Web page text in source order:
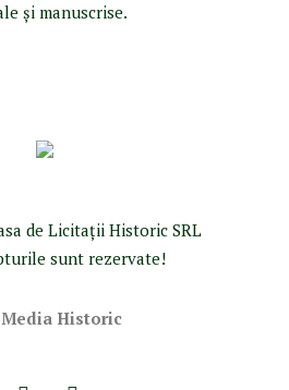
şi manuscrise.
de Licitaţii Historic SRL
sunt rezervate!
Historic